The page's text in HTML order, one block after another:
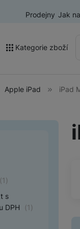
Prodejny Jak
Kategorie zboží
Apple iPad iPad
(1 )
s
DPH
(1 )